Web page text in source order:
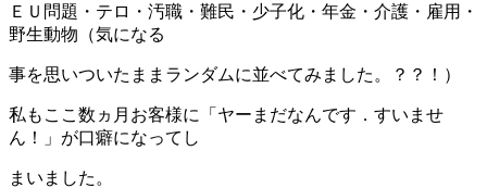
ＥＵ問題・テロ・汚職・難民・少子化・年金・介護・雇用・
野生動物（気になる
事を思いついたままランダムに並べてみました。？？！）
私もここ数ヵ月お客様に「ヤーまだなんです．すいませ
ん！」が口癖になってし
まいました。